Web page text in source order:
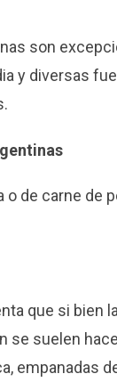
son
y diversas
o de carne de
que si bien
se suelen
empanadas